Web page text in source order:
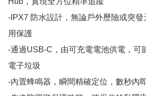
-IPX7 防水設計，無論戶外歷險或突
用保護
-通過USB-C，由可充電電池供電，可
電子垃圾
-內置蜂鳴器，瞬間精確定位，數秒內